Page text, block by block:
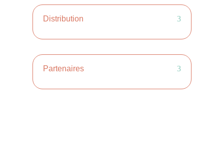
Distribution
Partenaires